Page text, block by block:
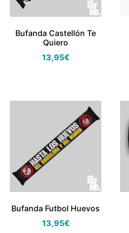
Bufanda Castellón Te
Quiero
13,95€
Bufanda Futbol Huevos
13,95€